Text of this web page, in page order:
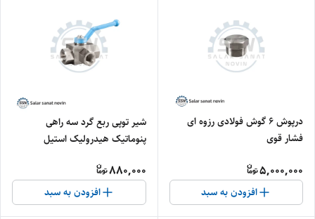
درپوش ۶ گوش فولادی رزوه ای
فشار قوی
5,000,000
افزودن به سبد
شیر توپی ربع گرد سه راهی
پنوماتیک هیدرولیک استیل
880,000
افزودن به سبد